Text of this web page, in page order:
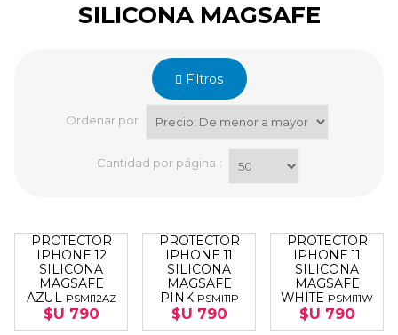
SILICONA MAGSAFE
Filtros
Ordenar por
Cantidad por página :
PROTECTOR
IPHONE 12
SILICONA
MAGSAFE
AZUL PSMI12AZ
$U 790
PROTECTOR
IPHONE 11
SILICONA
MAGSAFE
PINK PSMI11P
$U 790
PROTECTOR
IPHONE 11
SILICONA
MAGSAFE
WHITE PSMI11W
$U 790